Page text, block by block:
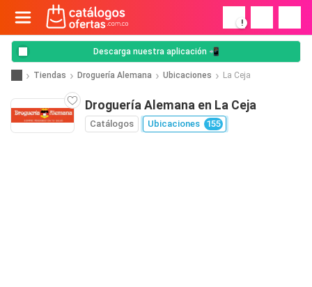
!
Descarga nuestra aplicación 📲
Tiendas Droguería Alemana Ubicaciones La Ceja
Droguería Alemana en La Ceja
Catálogos Ubicaciones 155